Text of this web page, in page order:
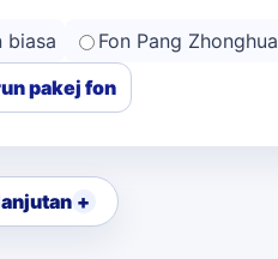
biasa Fon Pang Zhonghua
pakej fon